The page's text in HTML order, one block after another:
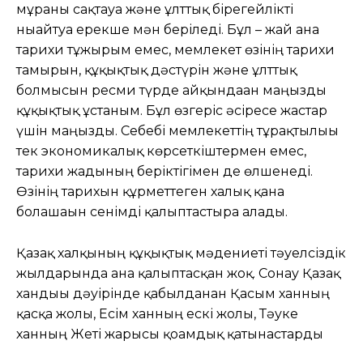
мұраны сақтауға және ұлттық бірегейлікті
нығайтуға ерекше мән беріледі. Бұл – жай ғана
тарихи тұжырым емес, мемлекет өзінің тарихи
тамырын, құқықтық дәстүрін және ұлттық
болмысын ресми түрде айқындаған маңызды
құқықтық ұстаным. Бұл өзгеріс әсіресе жастар
үшін маңызды. Себебі мемлекеттің тұрақтылығы
тек экономикалық көрсеткіштермен емес,
тарихи жадының беріктігімен де өлшенеді.
Өзінің тарихын құрметтеген халық қана
болашағын сенімді қалыптастыра алады.
Қазақ халқының құқықтық мәдениеті тәуелсіздік
жылдарында ғана қалыптасқан жоқ. Сонау Қазақ
хандығы дәуірінде қабылданған Қасым ханның
қасқа жолы, Есім ханның ескі жолы, Тәуке
ханның Жеті жарғысы қоғамдық қатынастарды